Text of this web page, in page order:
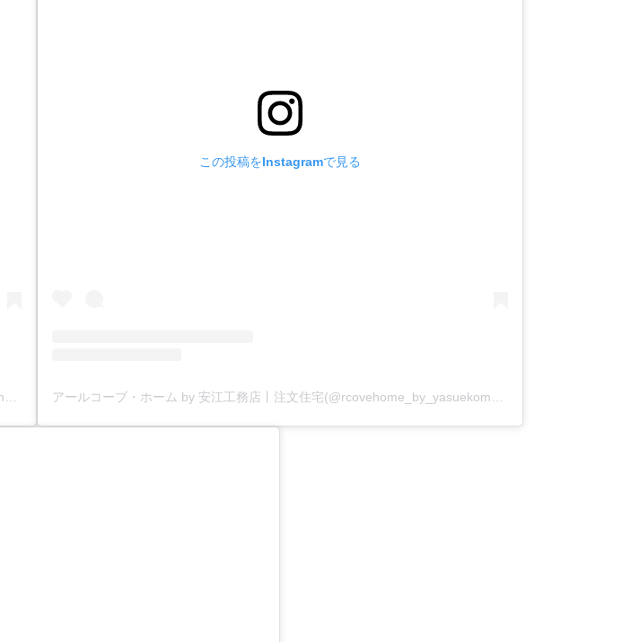
この投稿をInstagramで見る